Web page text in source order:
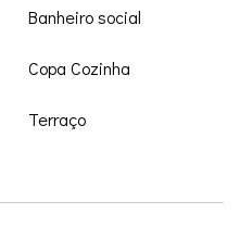
Banheiro social
Copa Cozinha
Terraço